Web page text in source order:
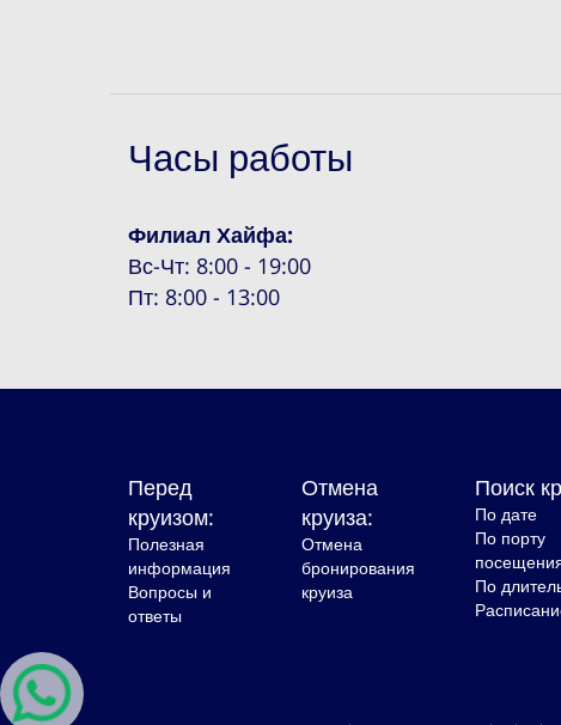
Часы работы
Филиал Хайфа:
Вс-Чт: 8:00 - 19:00
Пт: 8:00 - 13:00
Перед
круизом:
Полезная
информация
Вопросы и
ответы
Отмена
круиза:
Отмена
бронирования
круиза
Поиск
По дате
По порту
По